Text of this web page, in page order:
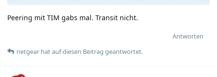
Peering mit TIM gabs mal. Transit nicht.
Antworten
netgear hatauf diesen Beitrag geantwortet.